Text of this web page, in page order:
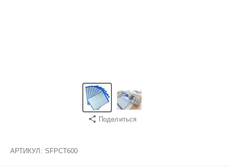
Поделиться
АРТИКУЛ: SFPCT600